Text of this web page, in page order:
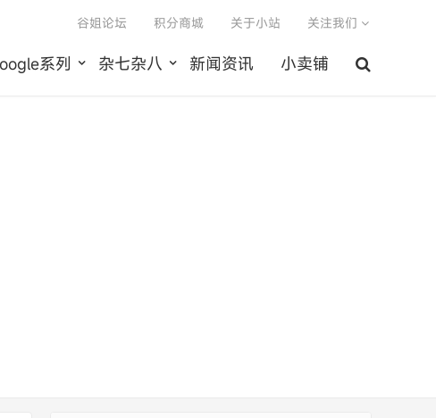
系列 杂七杂八 新闻资讯 小卖铺
谷姐论坛 积分商城 关于小站 关注我们